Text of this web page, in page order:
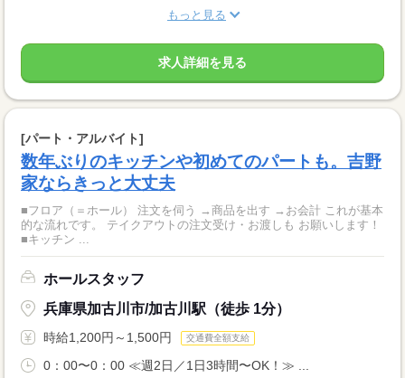
もっと見る
求人詳細を見る
[パート・アルバイト]
数年ぶりのキッチンや初めてのパートも。吉野
家ならきっと大丈夫
■フロア（＝ホール） 注文を伺う →商品を出す →お会計 これが基本
的な流れです。 テイクアウトの注文受け・お渡しも お願いします！
■キッチン ...
ホールスタッフ
兵庫県加古川市/加古川駅（徒歩 1分）
時給1,200円～1,500円 交通費全額支給
0：00〜0：00 ≪週2日／1日3時間〜OK！≫ ...